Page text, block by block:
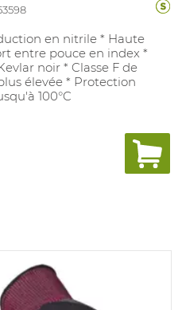
en nitrile * Haute
entre pouce en index *
noir * Classe F de
élevée * Protection
100°C